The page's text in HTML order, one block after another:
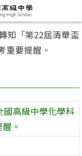
知「第22屆清華盃
重要提醒。
國高級中學化學科
。